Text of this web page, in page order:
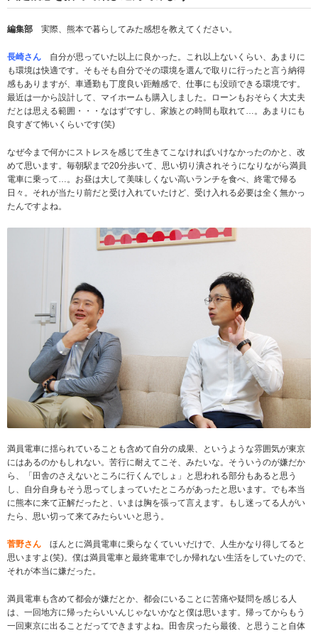
編集部 実際、熊本で暮らしてみた感想を教えてください。
長崎さん
自分が思っていた以上に良かった。これ以上ないくらい、あまりに
も環境は快適です。そもそも自分でその環境を選んで取りに行ったと言う納得
感もありますが、車通勤も丁度良い距離感で、仕事にも没頭できる環境です。
最近は一から設計して、マイホームも購入しました。ローンもおそらく大丈夫
だとは思える範囲・・・なはずですし、家族との時間も取れて…。あまりにも
良すぎて怖いくらいです(笑)
なぜ今まで何かにストレスを感じて生きてこなければいけなかったのかと、改
めて思います。毎朝駅まで20分歩いて、思い切り潰されそうになりながら満員
電車に乗って…。お昼は大して美味しくない高いランチを食べ、終電で帰る
日々。それが当たり前だと受け入れていたけど、受け入れる必要は全く無かっ
たんですよね。
満員電車に揺られていることも含めて自分の成果、というような雰囲気が東京
にはあるのかもしれない。苦行に耐えてこそ、みたいな。そういうのが嫌だか
ら、「田舎のさえないところに行くんでしょ」と思われる部分もあると思う
し、自分自身もそう思ってしまっていたところがあったと思います。でも本当
に熊本に来て正解だったと、いまは胸を張って言えます。もし迷ってる人がい
たら、思い切って来てみたらいいと思う。
菅野さん
ほんとに満員電車に乗らなくていいだけで、人生かなり得してると
思いますよ(笑)。僕は満員電車と最終電車でしか帰れない生活をしていたので、
それが本当に嫌だった。
満員電車も含めて都会が嫌だとか、都会にいることに苦痛や疑問を感じる人
は、一回地方に帰ったらいいんじゃないかなと僕は思います。帰ってからもう
一回東京に出ることだってできますよね。田舎戻ったら最後、と思うこと自体